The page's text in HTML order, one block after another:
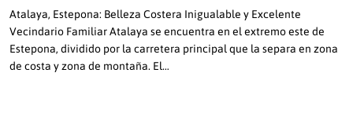
Atalaya, Estepona: Belleza Costera Inigualable y Excelente
Vecindario Familiar Atalaya se encuentra en el extremo este de
Estepona, dividido por la carretera principal que la separa en zona
de costa y zona de montaña. El…